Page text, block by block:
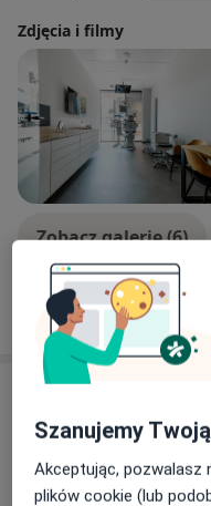
Zdjęcia i filmy
Zobacz galerię (6)
Usługi i ceny
Konsultacja
Od 289 zł Szczegóły
Szanujemy
Akceptując, pozwalasz
plików cookie (lub